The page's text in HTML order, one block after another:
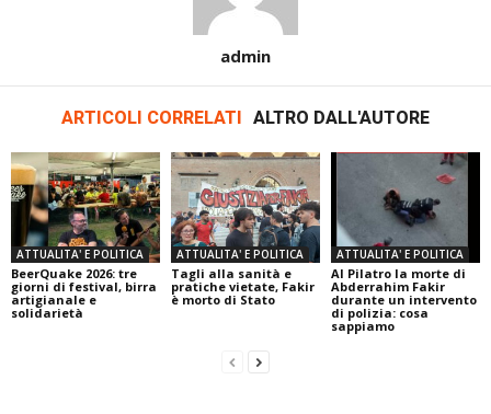
admin
ARTICOLI CORRELATI ALTRO DALL'AUTORE
ATTUALITA' E POLITICA
BeerQuake 2026: tre
giorni di festival, birra
artigianale e
solidarietà
ATTUALITA' E POLITICA
Tagli alla sanità e
pratiche vietate, Fakir
è morto di Stato
ATTUALITA' E POLITICA
Al Pilatro la morte di
Abderrahim Fakir
durante un intervento
di polizia: cosa
sappiamo